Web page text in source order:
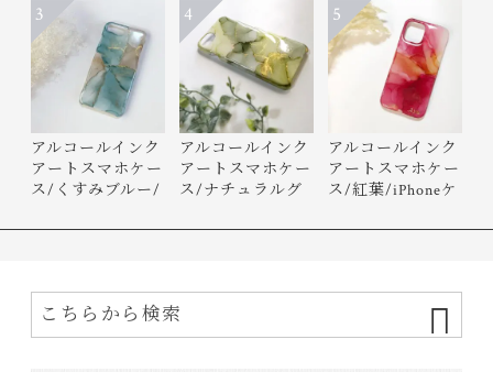
アルコールインク
アートスマホケー
ス/くすみブルー/
3
アルコールインク
アートスマホケー
ス/ナチュラルグ
4
アルコールインク
アートスマホケー
ス/紅葉/iPhoneケ
5